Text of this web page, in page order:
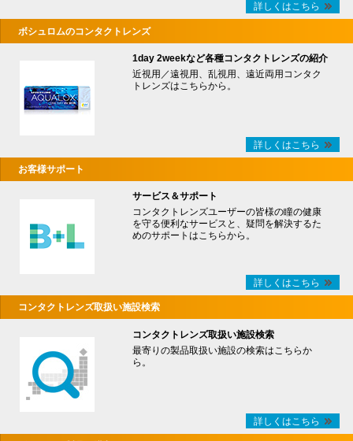
詳しくはこちら
ボシュロムのコンタクトレンズ
1day 2weekなど各種コンタクトレンズの紹介
近視用／遠視用、乱視用、遠近両用コンタク
トレンズはこちらから。
詳しくはこちら
お客様サポート
サービス＆サポート
コンタクトレンズユーザーの皆様の瞳の健康
を守る便利なサービスと、疑問を解決するた
めのサポートはこちらから。
詳しくはこちら
コンタクトレンズ取扱い施設検索
コンタクトレンズ取扱い施設検索
最寄りの製品取扱い施設の検索はこちらか
ら。
詳しくはこちら